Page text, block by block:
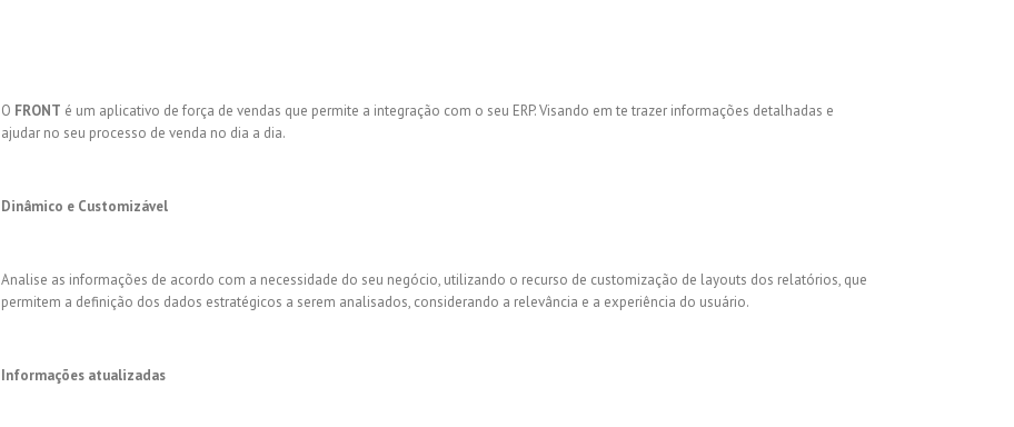
O FRONT é um aplicativo de força de vendas que permite a integração com o seu ERP. Visando em te trazer informações detalhadas e
ajudar no seu processo de venda no dia a dia.
Dinâmico e Customizável
Analise as informações de acordo com a necessidade do seu negócio, utilizando o recurso de customização de layouts dos relatórios, que
permitem a definição dos dados estratégicos a serem analisados, considerando a relevância e a experiência do usuário.
Informações atualizadas